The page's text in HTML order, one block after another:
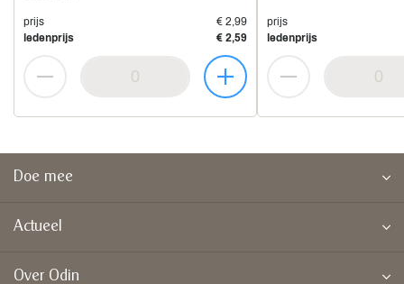
prijs
€ 2,99
ledenprijs
€ 2,59
prijs
ledenprijs
Doe mee
Actueel
Over Odin